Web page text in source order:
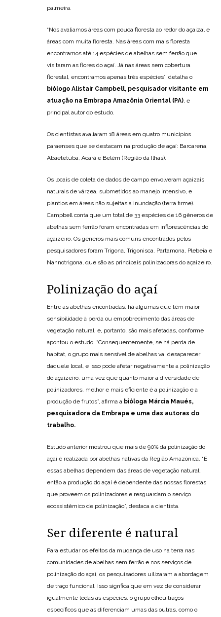
palmeira.
“Nós avaliamos áreas com pouca floresta ao redor do açaizal e
áreas com muita floresta. Nas áreas com mais floresta
encontramos até 14 espécies de abelhas sem ferrão que
visitaram as flores do açaí. Já nas áreas sem cobertura
florestal, encontramos apenas três espécies”, detalha o
biólogo Alistair Campbell, pesquisador visitante em
atuação na Embrapa Amazônia Oriental (PA), e
principal autor do estudo.
Os cientistas avaliaram 18 áreas em quatro municípios
paraenses que se destacam na produção de açaí: Barcarena,
Abaetetuba, Acará e Belém (Região da Ilhas).
Os locais de coleta de dados de campo envolveram açaizais
naturais de várzea, submetidos ao manejo intensivo, e
plantios em áreas não sujeitas a inundação (terra firme).
Campbell conta que um total de 33 espécies de 16 gêneros de
abelhas sem ferrão foram encontradas em inflorescências do
açaizeiro. Os gêneros mais comuns encontrados pelos
pesquisadores foram Trigona, Trigonisca, Partamona, Plebeia e
Nannotrigona, que são as principais polinizadoras do açaizeiro.
Polinização do açaí
Entre as abelhas encontradas, há algumas que têm maior
sensibilidade à perda ou empobrecimento das áreas de
vegetação natural, e, portanto, são mais afetadas, conforme
apontou o estudo. “Consequentemente, se há perda de
habitat, o grupo mais sensível de abelhas vai desaparecer
daquele local, e isso pode afetar negativamente a polinização
do açaizeiro, uma vez que quanto maior a diversidade de
polinizadores, melhor e mais eficiente é a polinização e a
produção de frutos”, afirma a bióloga Márcia Maués,
pesquisadora da Embrapa e uma das autoras do
trabalho.
Estudo anterior mostrou que mais de 90% da polinização do
açaí é realizada por abelhas nativas da Região Amazônica. “E
essas abelhas dependem das áreas de vegetação natural,
então a produção do açaí é dependente das nossas florestas
que proveem os polinizadores e resguardam o serviço
ecossistêmico de polinização”, destaca a cientista.
Ser diferente é natural
Para estudar os efeitos da mudança de uso na terra nas
comunidades de abelhas sem ferrão e nos serviços de
polinização do açaí, os pesquisadores uilizaram a abordagem
de traço funcional. Isso signfica que em vez de considerar
igualmente todas as espécies, o grupo olhou traços
específicos que as diferenciam umas das outras, como o